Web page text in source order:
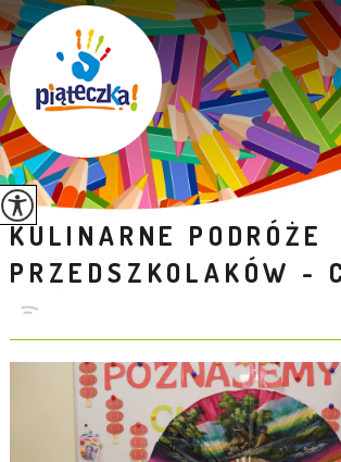
KULINARNE PODRÓŻE
PRZEDSZKOLAKÓW -